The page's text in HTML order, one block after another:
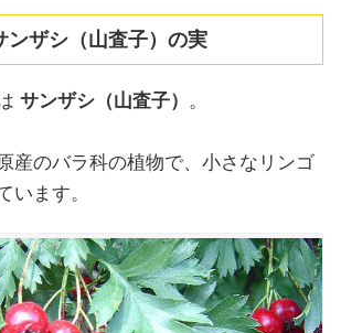
ンザシ（山査子）の実
サンザシ（山査子） 。
産のバラ科の植物で、小さなリンゴ
います。